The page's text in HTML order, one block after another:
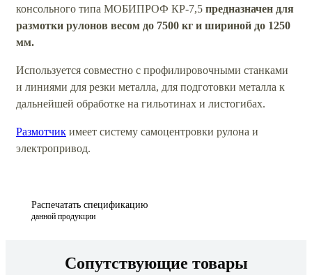
консольного типа МОБИПРОФ КР-7,5 предназначен для
размотки рулонов весом до 7500 кг и шириной до 1250
мм.
Используется совместно с профилировочными станками
и линиями для резки металла, для подготовки металла к
дальнейшей обработке на гильотинах и листогибах.
Размотчик имеет систему самоцентровки рулона и
электропривод.
Распечатать спецификацию
данной продукции
Сопутствующие товары